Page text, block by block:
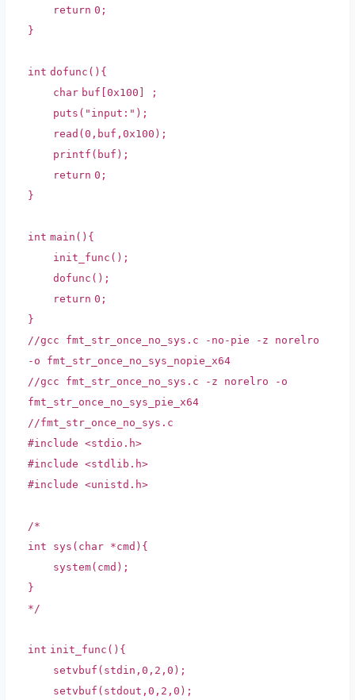
return 0;
}
int dofunc(){
char buf[0x100] ;
puts( "input:" );
read(0,buf,0x100);
printf(buf);
return 0;
}
int main(){
init_func();
dofunc();
return 0;
}
//gcc fmt_str_once_no_sys.c -no-pie -z norelro
-o fmt_str_once_no_sys_nopie_x64
//gcc fmt_str_once_no_sys.c -z norelro -o
fmt_str_once_no_sys_pie_x64
//fmt_str_once_no_sys.c
#include <stdio.h>
#include <stdlib.h>
#include <unistd.h>
/*
int sys(char *cmd){
system(cmd);
}
*/
int init_func(){
setvbuf(stdin,0,2,0);
setvbuf(stdout,0,2,0);